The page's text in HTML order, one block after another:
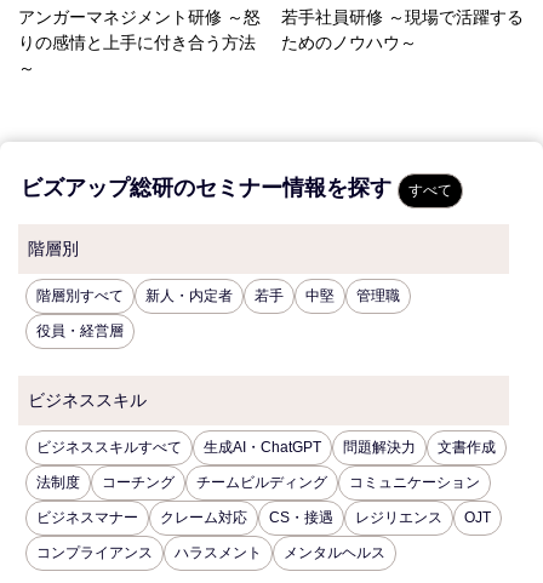
アンガーマネジメント研修 ～怒
りの感情と上手に付き合う方法
～
若手社員研修 ～現場で活躍する
ためのノウハウ～
ビズアップ総研のセミナー情報を探す すべて
階層別
階層別すべて 新人・内定者 若手 中堅 管理職
役員・経営層
ビジネススキル
ビジネススキルすべて 生成AI・ChatGPT 問題解決力 文書作成
法制度 コーチング チームビルディング コミュニケーション
ビジネスマナー クレーム対応 CS・接遇 レジリエンス OJT
コンプライアンス ハラスメント メンタルヘルス